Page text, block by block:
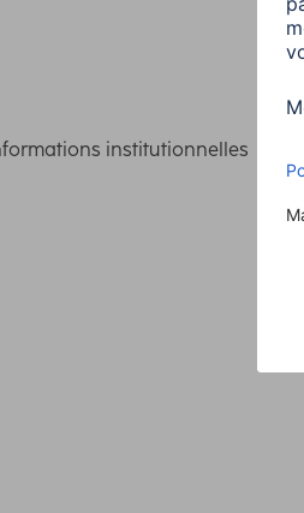
institutionnelles